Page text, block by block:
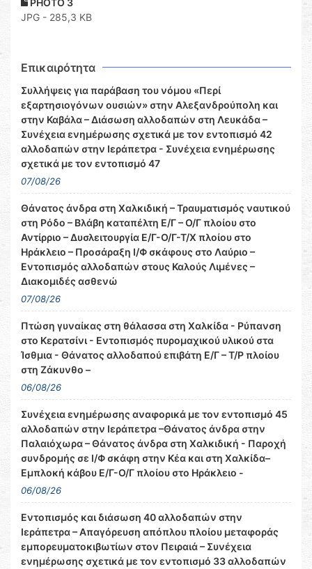
PHOTO 3
JPG - 285,3 KB
Επικαιρότητα
Συλλήψεις για παράβαση του νόμου «Περί
εξαρτησιογόνων ουσιών» στην Αλεξανδρούπολη και
στην Καβάλα – Διάσωση αλλοδαπών στη Λευκάδα –
Συνέχεια ενημέρωσης σχετικά με τον εντοπισμό 42
αλλοδαπών στην Ιεράπετρα - Συνέχεια ενημέρωσης
σχετικά με τον εντοπισμό 47
07/08/26
Θάνατος άνδρα στη Χαλκιδική – Τραυματισμός ναυτικού
στη Ρόδο – Βλάβη καταπέλτη Ε/Γ – Ο/Γ πλοίου στο
Αντίρριο – Δυσλειτουργία Ε/Γ-Ο/Γ-Τ/Χ πλοίου στο
Ηράκλειο – Προσάραξη Ι/Φ σκάφους στο Λαύριο –
Εντοπισμός αλλοδαπών στους Καλούς Λιμένες –
Διακομιδές ασθενώ
07/08/26
Πτώση γυναίκας στη θάλασσα στη Χαλκίδα - Ρύπανση
στο Κερατσίνι - Εντοπισμός πυρομαχικού υλικού στα
Ίσθμια - Θάνατος αλλοδαπού επιβάτη Ε/Γ – Τ/Ρ πλοίου
στη Ζάκυνθο –
06/08/26
Συνέχεια ενημέρωσης αναφορικά με τον εντοπισμό 45
αλλοδαπών στην Ιεράπετρα –Θάνατος άνδρα στην
Παλαιόχωρα – Θάνατος άνδρα στη Χαλκιδική - Παροχή
συνδρομής σε Ι/Φ σκάφη στην Κέα και στη Χαλκίδα–
Εμπλοκή κάβου Ε/Γ-Ο/Γ πλοίου στο Ηράκλειο -
06/08/26
Εντοπισμός και διάσωση 40 αλλοδαπών στην
Ιεράπετρα – Απαγόρευση απόπλου πλοίου μεταφοράς
εμπορευματοκιβωτίων στον Πειραιά – Συνέχεια
ενημέρωσης σχετικά με τον εντοπισμό 33 αλλοδαπών